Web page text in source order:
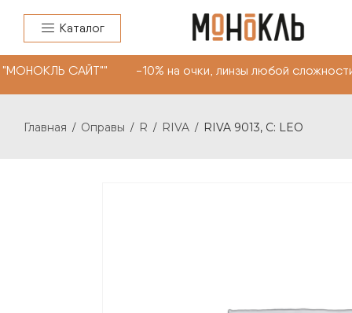
Каталог
САЙТ"" -10% на очки, линзы любой
Главная / Оправы / R / RIVA / RIVA 9013, С: LEO